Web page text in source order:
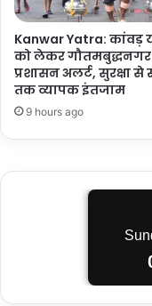
Kanwar Yatra: कांवड़
को लेकर गौतमबुद्धनगर
प्रशासन अलर्ट, सुरक्षा से
तक व्यापक इंतजाम
9 hours ago